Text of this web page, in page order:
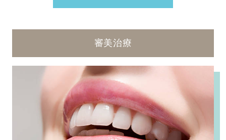
審美治療